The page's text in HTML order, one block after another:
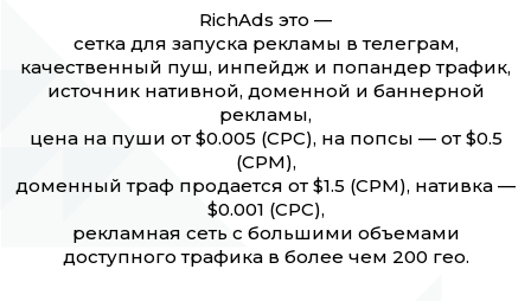
RichAds это —
сетка для запуска рекламы в телеграм,
качественный пуш, инпейдж и попандер трафик,
источник нативной, доменной и баннерной
рекламы,
цена на пуши от $0.005 (CPC), на попсы — от $0.5
(CPM),
доменный траф продается от $1.5 (CPM), нативка —
$0.001 (CPC),
рекламная сеть с большими объемами
доступного трафика в более чем 200 гео.